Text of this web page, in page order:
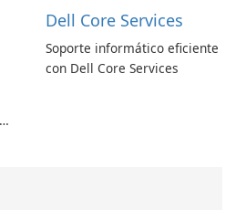
Dell Core Services
Soporte informático eficiente
con Dell Core Services